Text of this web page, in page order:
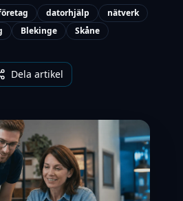
datorhjälp
nätverk
Blekinge Skåne
Dela artikel